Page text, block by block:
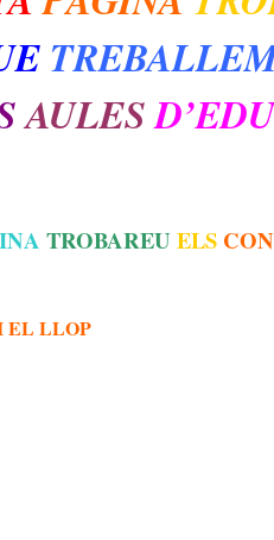
AULES
TROBAREU ELS
EL LLOP